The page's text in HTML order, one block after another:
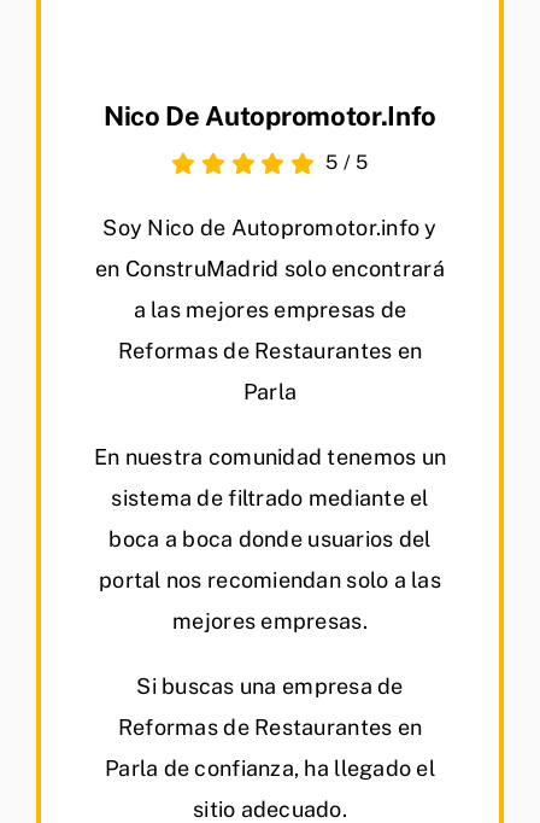
Nico De Autopromotor.info
5 / 5
Soy Nico de Autopromotor.info y
en ConstruMadrid solo encontrará
a las mejores empresas de
Reformas de Restaurantes en
Parla
En nuestra comunidad tenemos un
sistema de filtrado mediante el
boca a boca donde usuarios del
portal nos recomiendan solo a las
mejores empresas.
Si buscas una empresa de
Reformas de Restaurantes en
Parla de confianza, ha llegado el
sitio adecuado.